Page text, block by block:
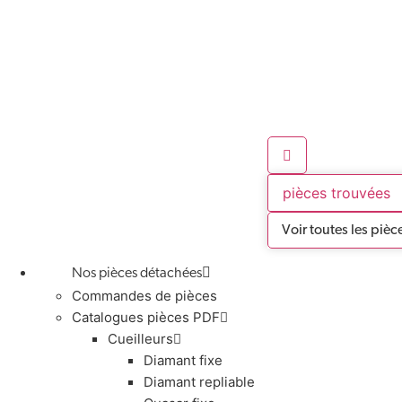
pièces trouvées
Voir toutes les
Nos pièces détachées
Commandes de pièces
Catalogues pièces PDF
Cueilleurs
Diamant fixe
Diamant repliable